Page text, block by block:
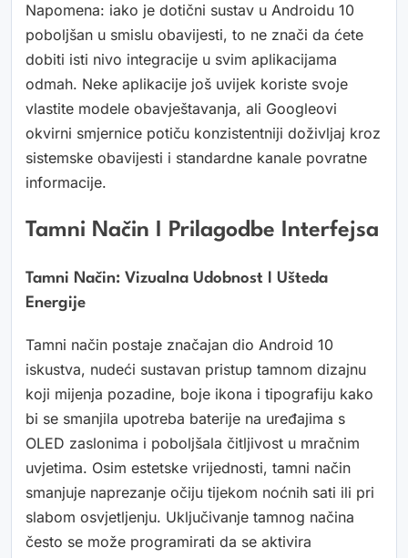
Napomena: iako je dotični sustav u Androidu 10
poboljšan u smislu obavijesti, to ne znači da ćete
dobiti isti nivo integracije u svim aplikacijama
odmah. Neke aplikacije još uvijek koriste svoje
vlastite modele obavještavanja, ali Googleovi
okvirni smjernice potiču konzistentniji doživljaj kroz
sistemske obavijesti i standardne kanale povratne
informacije.
Tamni Način I Prilagodbe Interfejsa
Tamni Način: Vizualna Udobnost I Ušteda
Energije
Tamni način postaje značajan dio Android 10
iskustva, nudeći sustavan pristup tamnom dizajnu
koji mijenja pozadine, boje ikona i tipografiju kako
bi se smanjila upotreba baterije na uređajima s
OLED zaslonima i poboljšala čitljivost u mračnim
uvjetima. Osim estetske vrijednosti, tamni način
smanjuje naprezanje očiju tijekom noćnih sati ili pri
slabom osvjetljenju. Uključivanje tamnog načina
često se može programirati da se aktivira